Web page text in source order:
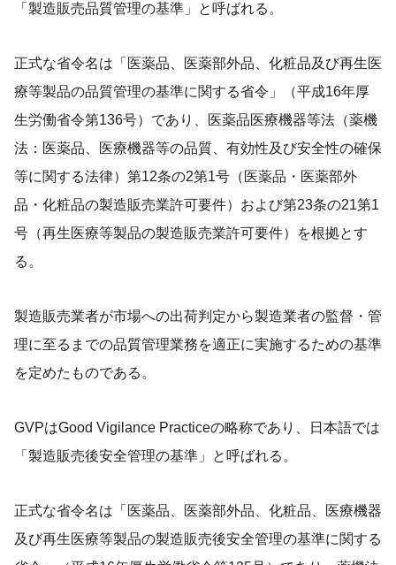
「製造販売品質管理の基準」と呼ばれる。
正式な省令名は「医薬品、医薬部外品、化粧品及び再生医
療等製品の品質管理の基準に関する省令」（平成16年厚
生労働省令第136号）であり、医薬品医療機器等法（薬機
法：医薬品、医療機器等の品質、有効性及び安全性の確保
等に関する法律）第12条の2第1号（医薬品・医薬部外
品・化粧品の製造販売業許可要件）および第23条の21第1
号（再生医療等製品の製造販売業許可要件）を根拠とす
る。
製造販売業者が市場への出荷判定から製造業者の監督・管
理に至るまでの品質管理業務を適正に実施するための基準
を定めたものである。
GVPはGood Vigilance Practiceの略称であり、日本語では
「製造販売後安全管理の基準」と呼ばれる。
正式な省令名は「医薬品、医薬部外品、化粧品、医療機器
及び再生医療等製品の製造販売後安全管理の基準に関する